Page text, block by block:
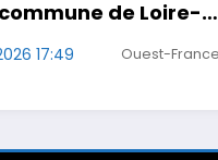
14:47 RDS